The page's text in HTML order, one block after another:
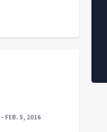
- FEB. 5, 2016